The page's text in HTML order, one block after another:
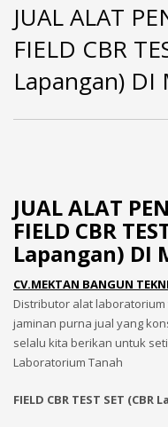
JUAL ALAT
FIELD CBR
Lapangan) DI
JUAL ALAT
FIELD CBR
Lapangan) DI
CV.MEKTAN BANGUN
Distributor alat
jaminan purna jual yang
selalu kita berikan untuk
Laboratorium Tanah
FIELD CBR TEST SET (CBR